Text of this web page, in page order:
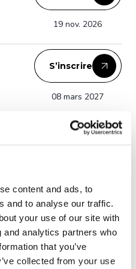
content and ads, to
and to analyse our traffic.
your use of our site with
analytics partners who
that you’ve
collected from your use
19 nov. 2026
08 mars 2027
S’inscrire
non technique
de données avec